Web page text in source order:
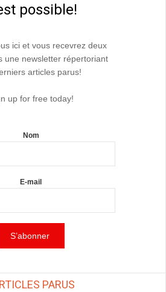
possible!
ici et vous recevrez deux
une newsletter répertoriant
articles parus!
up for free today!
Nom
E-mail
PARUS